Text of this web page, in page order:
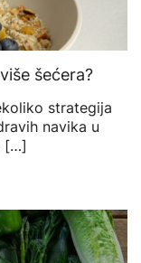
šećera?
strategija
navika u
[…]